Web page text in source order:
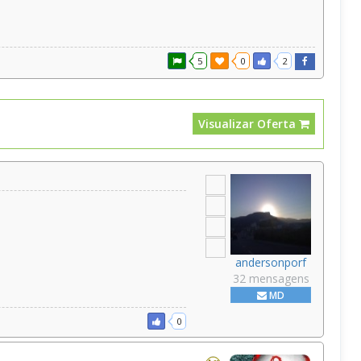
5 0 2
Visualizar Oferta
andersonporf
32 mensagens
MD
0